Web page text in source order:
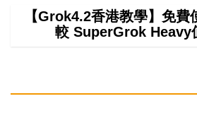
【Grok4.2香港教學】免費
較 SuperGrok Heavy